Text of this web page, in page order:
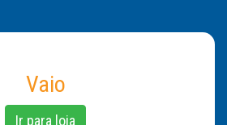
Vaio
Ir para loja